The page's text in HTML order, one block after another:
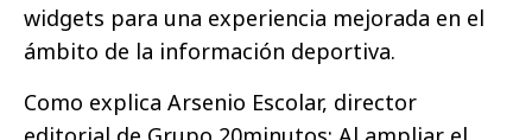
widgets para una experiencia mejorada en el
ámbito de la información deportiva.
Como explica Arsenio Escolar, director